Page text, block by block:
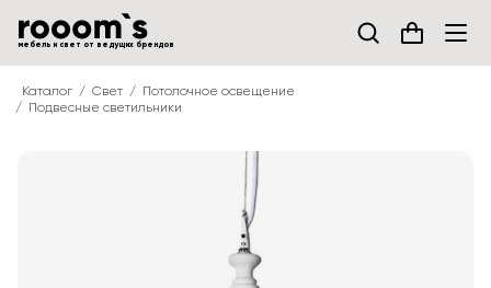
мебель и свет от ведущих брендов
Каталог Свет
Потолочное освещение
Подвесные светильники